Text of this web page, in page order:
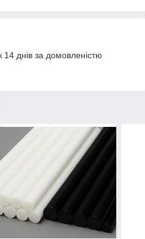
днів за домовленістю